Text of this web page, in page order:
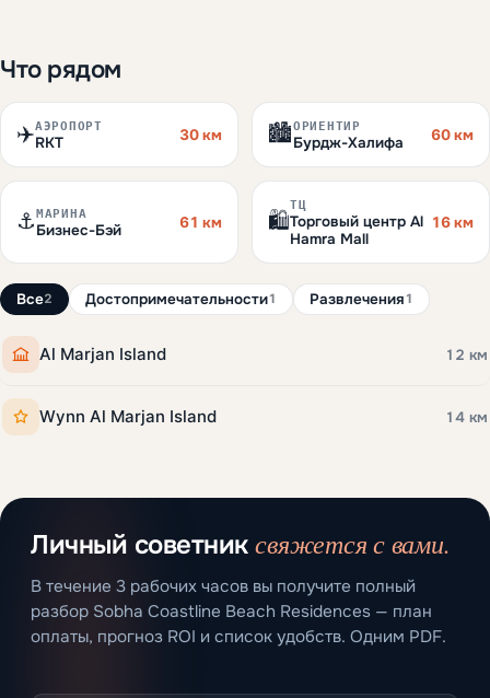
Что рядом
✈️АЭРОПОРТ
RKT 30 км 🏙️ОРИЕНТИР
Бурдж-Халифа 60 км
⚓ МАРИНА
Бизнес-Бэй 61 км 🛍️
ТЦ
Торговый центр Al
Hamra Mall
16 км
Все2 Достопримечательности1 Развлечения1
Al Marjan Island 12 км
Wynn Al Marjan Island 14 км
Личный советниксвяжется с вами.
В течение 3 рабочих часов вы получите полный
разбор Sobha Coastline Beach Residences — план
оплаты, прогноз ROI и список удобств. Одним PDF.